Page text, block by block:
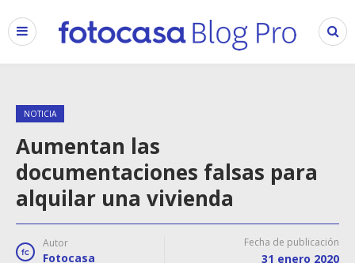
NOTICIA
Aumentan las
documentaciones falsas para
alquilar una vivienda
Autor
Fotocasa
Fecha de publicación
31 enero 2020